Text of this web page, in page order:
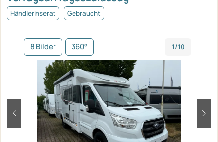
Händlerinserat Gebraucht
8 Bilder 360° 1/10
zurück